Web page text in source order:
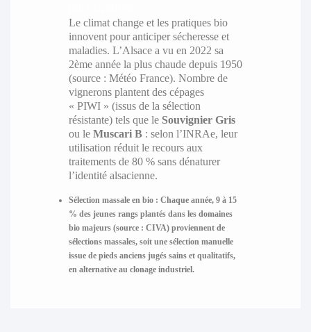
Le climat change et les pratiques bio
innovent pour anticiper sécheresse et
maladies. L’Alsace a vu en 2022 sa
2ème année la plus chaude depuis 1950
(source : Météo France). Nombre de
vignerons plantent des cépages
« PIWI » (issus de la sélection
résistante) tels que le Souvignier Gris
ou le Muscari B : selon l’INRAe, leur
utilisation réduit le recours aux
traitements de 80 % sans dénaturer
l’identité alsacienne.
Sélection massale en bio : Chaque année, 9 à 15
% des jeunes rangs plantés dans les domaines
bio majeurs (source : CIVA) proviennent de
sélections massales, soit une sélection manuelle
issue de pieds anciens jugés sains et qualitatifs,
en alternative au clonage industriel.